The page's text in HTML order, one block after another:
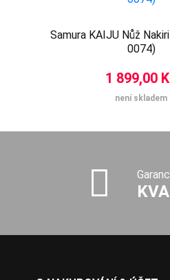
Samura KAIJU Nůž
0074)
1 899,00
není skladem